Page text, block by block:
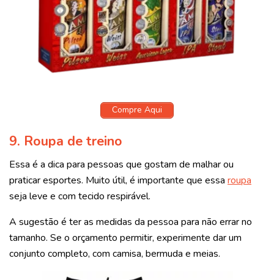
Compre Aqui
9. Roupa de treino
Essa é a dica para pessoas que gostam de malhar ou
praticar esportes. Muito útil, é importante que essa roupa
seja leve e com tecido respirável.
A sugestão é ter as medidas da pessoa para não errar no
tamanho. Se o orçamento permitir, experimente dar um
conjunto completo, com camisa, bermuda e meias.